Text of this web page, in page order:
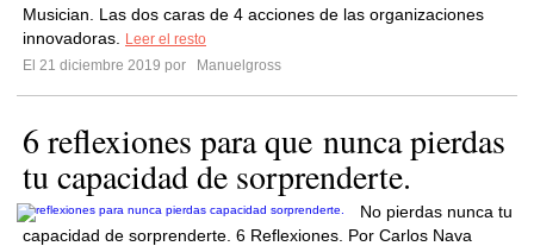
Musician. Las dos caras de 4 acciones de las organizaciones
innovadoras.
Leer el resto
El 21 diciembre 2019 por
Manuelgross
6 reflexiones para que nunca pierdas
tu capacidad de sorprenderte.
No pierdas nunca tu
capacidad de sorprenderte. 6 Reflexiones. Por Carlos Nava